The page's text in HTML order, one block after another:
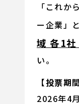
「これか
ー企業」
域 各1社
い。
【投票期
2026年4